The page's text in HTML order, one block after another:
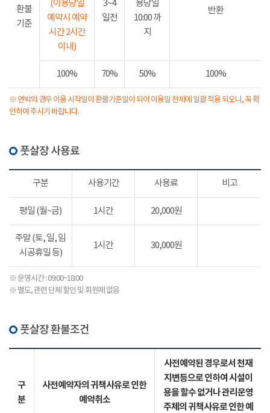
환불
기준
(이용당일
예약시 예약
시간 2시간
이내)
3~4
일전
용당일
10:00 까
지
반환
100% 70% 50% 100%
※ 연박의 경우 이용 시작일이 환불기준일이 되어 이용일 전체에 일괄 적용 되오니, 꼭 확
인하여 주시기 바랍니다.
풋살장 사용료
구분 사용기간 사용료 비고
평일 (월~금) 1시간 20,000원
주말 (토, 일, 임
시공휴일 등)
1시간 30,000원
※ 운영시간 : 09:00~18:00
※ 별도, 관련 단체 할인 및 회원제 없음
풋살장 환불조건
구
분
사전예약자의 귀책사유로 인한
예약취소
사전예약된 경우로서 천재
지변등으로 인하여 시설이
용을 할수 없거나 관리운영
주체의 귀책사유로 인한 예